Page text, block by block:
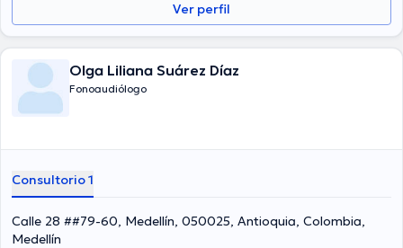
Ver perfil
Olga Liliana Suárez Díaz
Fonoaudiólogo
Consultorio 1
Calle 28 ##79-60, Medellín, 050025, Antioquia, Colombia,
Medellín